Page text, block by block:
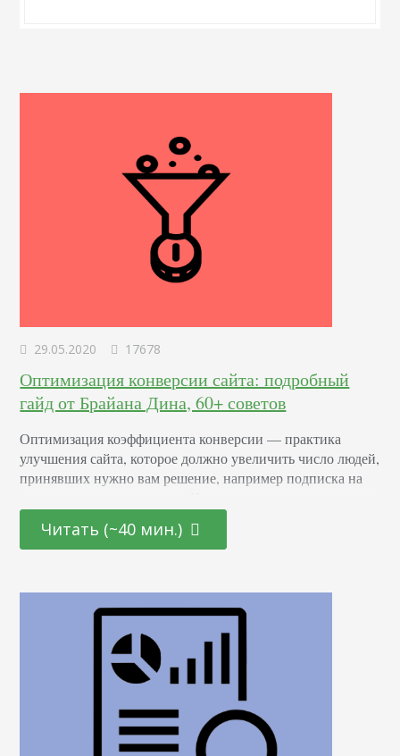
29.05.2020 17678
Оптимизация конверсии сайта: подробный
гайд от Брайана Дина, 60+ советов
Оптимизация коэффициента конверсии — практика
улучшения сайта, которое должно увеличить число людей,
принявших нужно вам решение, например подписка на
действие, которое вам нужно от пользователя. От него
зависит ваша выгода. Что такое показатель конверсии Это
общее число посетителей на количество тех,…
Читать (~40 мин.)